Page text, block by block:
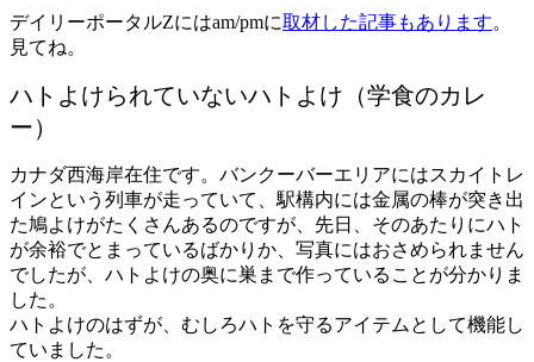
デイリーポータルZにはam/pmに取材した記事もあります。
見てね。
ハトよけられていないハトよけ（学食のカレ
ー）
カナダ西海岸在住です。バンクーバーエリアにはスカイトレ
インという列車が走っていて、駅構内には金属の棒が突き出
た鳩よけがたくさんあるのですが、先日、そのあたりにハト
が余裕でとまっているばかりか、写真にはおさめられません
でしたが、ハトよけの奥に巣まで作っていることが分かりま
した。
ハトよけのはずが、むしろハトを守るアイテムとして機能し
ていました。